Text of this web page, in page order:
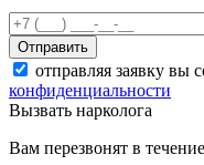
Отправить
отправляя заявку вы
конфиденциальности
Вызвать нарколога
Вам перезвонят в